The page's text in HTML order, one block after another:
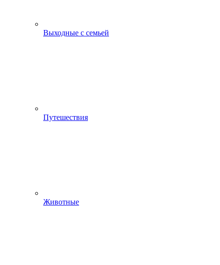
Выходные с семьей
Путешествия
Животные